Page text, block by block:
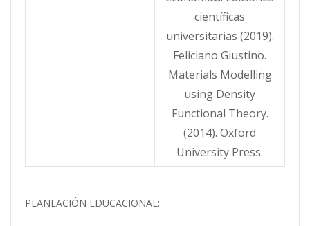
científicas
universitarias (2019).
Feliciano Giustino.
Materials Modelling
using Density
Functional Theory.
(2014). Oxford
University Press.
PLANEACIÓN EDUCACIONAL: